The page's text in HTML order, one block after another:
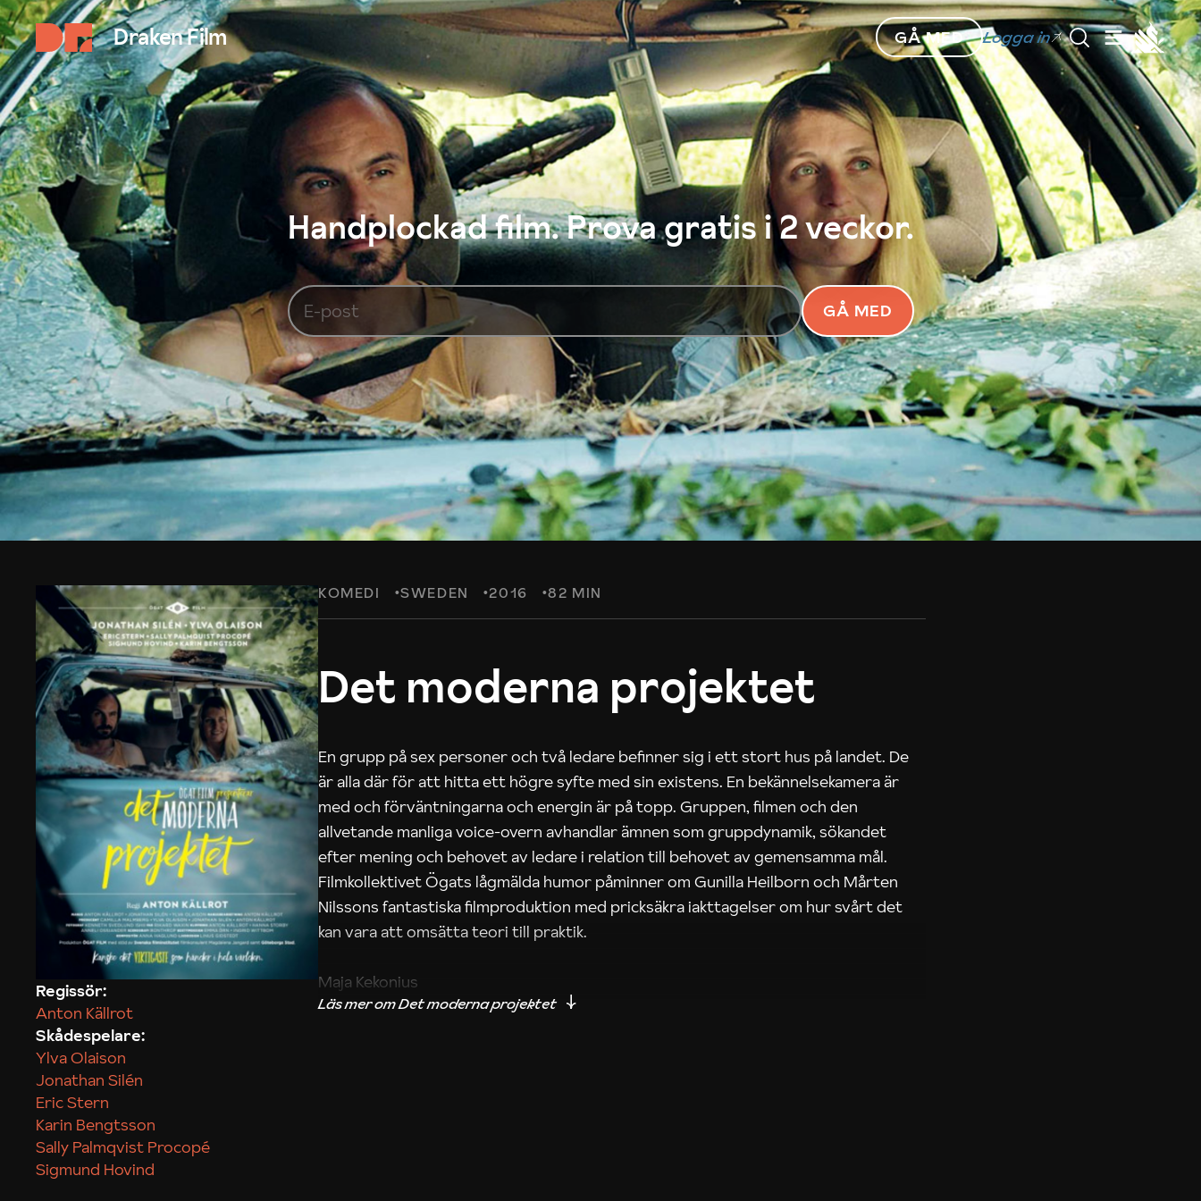
Draken Film GÅ MED Logga in
Handplockad film. Prova gratis i 2 veckor.
GÅ MED
KOMEDI SWEDEN 2016 82 MIN
Det moderna projektet
En grupp på sex personer och två ledare befinner sig i ett stort hus på landet. De
är alla där för att hitta ett högre syfte med sin existens. En bekännelsekamera är
med och förväntningarna och energin är på topp. Gruppen, filmen och den
allvetande manliga voice-overn avhandlar ämnen som gruppdynamik, sökandet
efter mening och behovet av ledare i relation till behovet av gemensamma mål.
Filmkollektivet Ögats lågmälda humor påminner om Gunilla Heilborn och Mårten
Nilssons fantastiska filmproduktion med pricksäkra iakttagelser om hur svårt det
kan vara att omsätta teori till praktik.
Maja Kekonius
Regissör:
Anton Källrot
Skådespelare:
Ylva Olaison
Jonathan Silén
Eric Stern
Karin Bengtsson
Sally Palmqvist Procopé
Sigmund Hovind